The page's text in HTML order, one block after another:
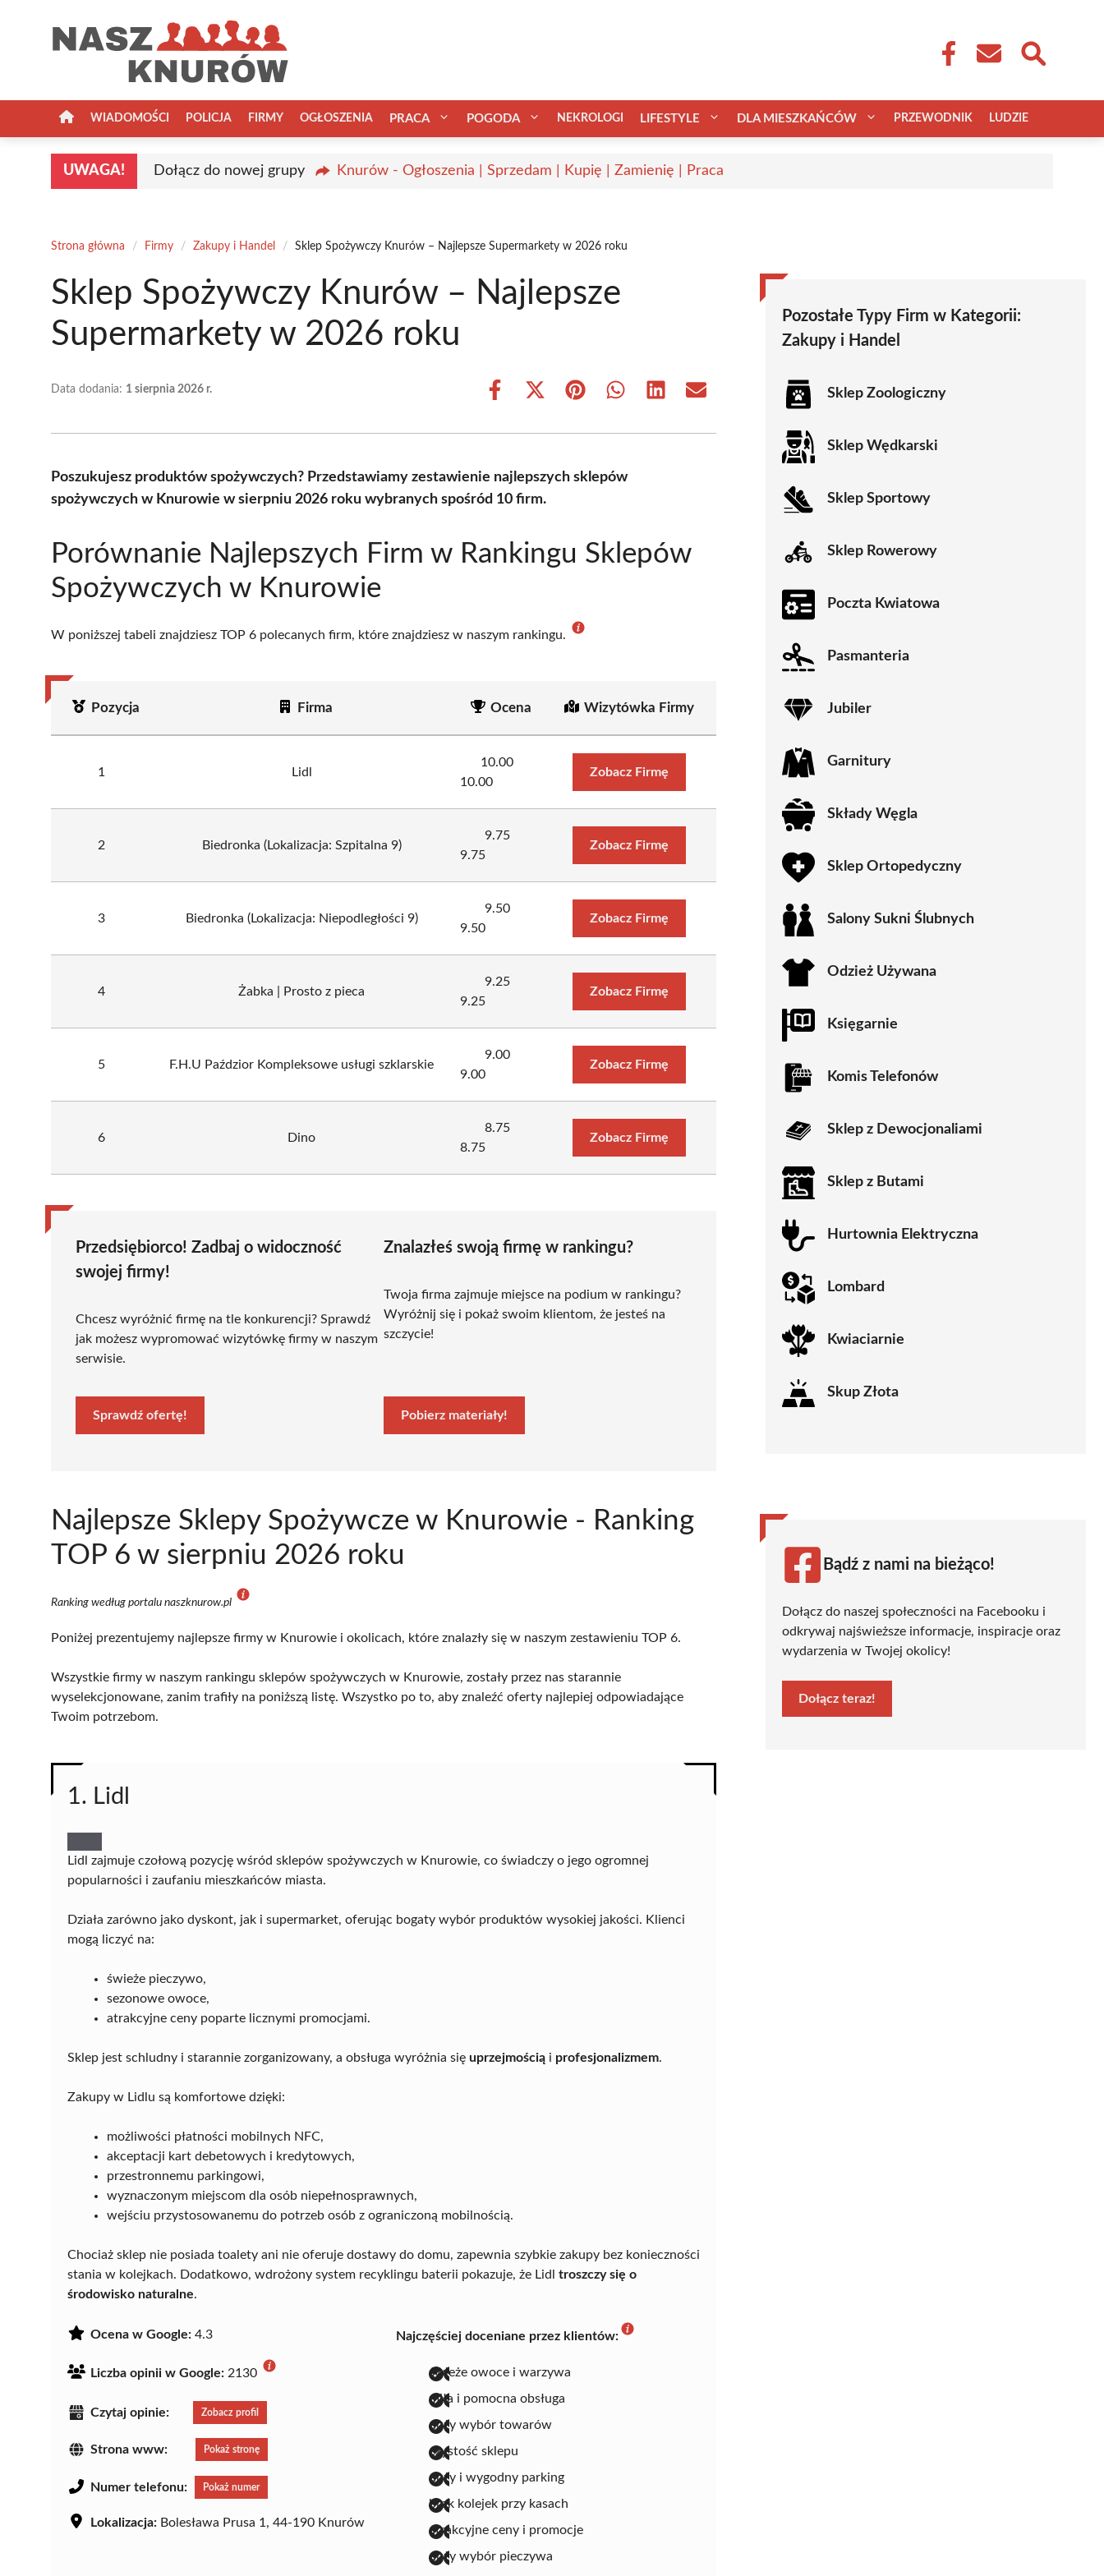
WIADOMOŚCI POLICJA FIRMY OGŁOSZENIA PRACA POGODA NEKROLOGI LIFESTYLE DLA MIESZKAŃCÓW PRZEWODNIK LUDZIE
UWAGA! Dołącz do nowej grupy Knurów - Ogłoszenia | Sprzedam | Kupię | Zamienię | Praca
Strona główna / Firmy / Zakupy i Handel / Sklep Spożywczy Knurów – Najlepsze Supermarkety w 2026 roku
Sklep Spożywczy Knurów – Najlepsze
Supermarkety w 2026 roku
Data dodania: 1 sierpnia 2026 r.
Share
Share
(Twitter)
Share Share Share Share
Poszukujesz produktów spożywczych? Przedstawiamy zestawienie najlepszych sklepów
spożywczych w Knurowie w sierpniu 2026 roku wybranych spośród 10 firm.
Porównanie Najlepszych Firm w Rankingu Sklepów
Spożywczych w Knurowie
W poniższej tabeli znajdziesz TOP 6 polecanych firm, które znajdziesz w naszym rankingu.
Pozycja Firma Ocena Wizytówka Firmy
1 Lidl
10.00
10.00
Zobacz Firmę
2 Biedronka (Lokalizacja: Szpitalna 9)
9.75
9.75
Zobacz Firmę
3 Biedronka (Lokalizacja: Niepodległości 9)
9.50
9.50
Zobacz Firmę
4 Żabka | Prosto z pieca
9.25
9.25
Zobacz Firmę
5 F.H.U Paździor Kompleksowe usługi szklarskie
9.00
9.00
Zobacz Firmę
6 Dino
8.75
8.75
Zobacz Firmę
Przedsiębiorco! Zadbaj o widoczność
swojej firmy!
Chcesz wyróżnić firmę na tle konkurencji? Sprawdź
jak możesz wypromować wizytówkę firmy w naszym
serwisie.
Sprawdź ofertę!
Znalazłeś swoją firmę w rankingu?
Twoja firma zajmuje miejsce na podium w rankingu?
Wyróżnij się i pokaż swoim klientom, że jesteś na
szczycie!
Pobierz materiały!
Najlepsze Sklepy Spożywcze w Knurowie - Ranking
TOP 6 w sierpniu 2026 roku
Ranking według portalu naszknurow.pl
Poniżej prezentujemy najlepsze firmy w Knurowie i okolicach, które znalazły się w naszym zestawieniu TOP 6.
Wszystkie firmy w naszym rankingu sklepów spożywczych w Knurowie, zostały przez nas starannie
wyselekcjonowane, zanim trafiły na poniższą listę. Wszystko po to, aby znaleźć oferty najlepiej odpowiadające
Twoim potrzebom.
1. Lidl
Lidl zajmuje czołową pozycję wśród sklepów spożywczych w Knurowie, co świadczy o jego ogromnej
popularności i zaufaniu mieszkańców miasta.
Działa zarówno jako dyskont, jak i supermarket, oferując bogaty wybór produktów wysokiej jakości. Klienci
mogą liczyć na:
świeże pieczywo,
sezonowe owoce,
atrakcyjne ceny poparte licznymi promocjami.
Sklep jest schludny i starannie zorganizowany, a obsługa wyróżnia się uprzejmością i profesjonalizmem.
Zakupy w Lidlu są komfortowe dzięki:
możliwości płatności mobilnych NFC,
akceptacji kart debetowych i kredytowych,
przestronnemu parkingowi,
wyznaczonym miejscom dla osób niepełnosprawnych,
wejściu przystosowanemu do potrzeb osób z ograniczoną mobilnością.
Chociaż sklep nie posiada toalety ani nie oferuje dostawy do domu, zapewnia szybkie zakupy bez konieczności
stania w kolejkach. Dodatkowo, wdrożony system recyklingu baterii pokazuje, że Lidl troszczy się o
środowisko naturalne.
Ocena w Google: 4.3
Liczba opinii w Google: 2130
Czytaj opinie: Zobacz profil
Strona www: Pokaż stronę
Numer telefonu: Pokaż numer
Lokalizacja: Bolesława Prusa 1, 44-190 Knurów
Najczęściej doceniane przez klientów:
świeże owoce i warzywa
miła i pomocna obsługa
duży wybór towarów
czystość sklepu
duży i wygodny parking
brak kolejek przy kasach
atrakcyjne ceny i promocje
duży wybór pieczywa
Pozostałe Typy Firm w Kategorii:
Zakupy i Handel
Sklep Zoologiczny
Sklep Wędkarski
Sklep Sportowy
Sklep Rowerowy
Poczta Kwiatowa
Pasmanteria
Jubiler
Garnitury
Składy Węgla
Sklep Ortopedyczny
Salony Sukni Ślubnych
Odzież Używana
Księgarnie
Komis Telefonów
Sklep z Dewocjonaliami
Sklep z Butami
Hurtownia Elektryczna
Lombard
Kwiaciarnie
Skup Złota
Bądź z nami na bieżąco!
Dołącz do naszej społeczności na Facebooku i
odkrywaj najświeższe informacje, inspiracje oraz
wydarzenia w Twojej okolicy!
Dołącz teraz!